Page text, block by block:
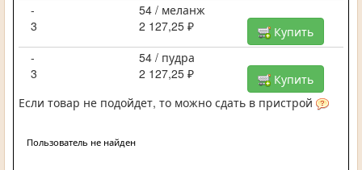
-
54 / меланж
3
2 127,25 ₽
Купить
-
54 / пудра
3
2 127,25 ₽
Купить
Если товар не подойдет, то можно сдать в пристрой
Пользователь не найден